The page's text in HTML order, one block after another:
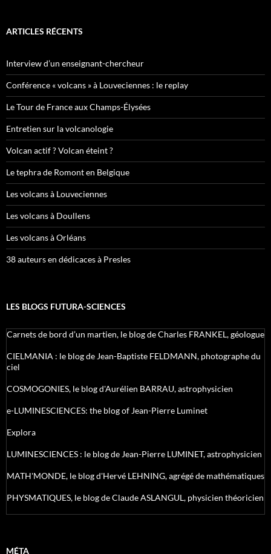
ARTICLES RÉCENTS
Interview d’un enseignant-chercheur
Conférence « volcans » à Louveciennes : le replay
Le Tour de France aux Champs-Élysées
Entretien sur la volcanologie
Volcan actif ? Volcan éteint ?
Le tephra de Romont en Belgique
Les volcans à Louveciennes
Les volcans à Doullens
Les volcans à Orléans
38 auteurs en dédicaces à Presles
LES BLOGS FUTURA-SCIENCES
Carnets de bord d’un martien, le blog de Charles FRANKEL, géologue
CIELMANIA : le blog de Jean-Baptiste FELDMANN, photographe du
ciel
COSMOGONIES, le blog d'Aurélien BARRAU, astrophysicien
e-LUMINESCIENCES: the blog of Jean-Pierre Luminet
Explora
LUMINESCIENCES : le blog de Jean-Pierre LUMINET, astrophysicien
MATH'MONDE, le blog d'Hervé LEHNING, agrégé de mathématiques
PHYSMATIQUES, le blog de Claude ASLANGUL, physicien théoricien
MÉTA